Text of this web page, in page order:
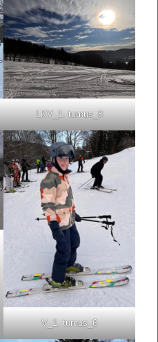
LKV_1. turnus_8
V_1. turnus_6